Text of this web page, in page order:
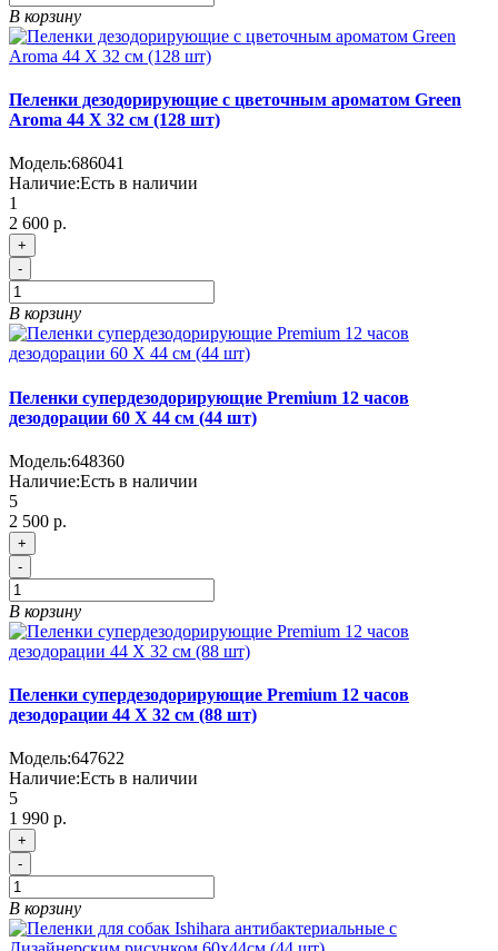
В корзину
Пеленки дезодорирующие с цветочным ароматом Green
Aroma 44 Х 32 см (128 шт)
Модель:686041
Наличие:Есть в наличии
1
2 600 р.
+
-
В корзину
Пеленки супердезодорирующие Premium 12 часов
дезодорации 60 Х 44 см (44 шт)
Модель:648360
Наличие:Есть в наличии
5
2 500 р.
+
-
В корзину
Пеленки супердезодорирующие Premium 12 часов
дезодорации 44 Х 32 см (88 шт)
Модель:647622
Наличие:Есть в наличии
5
1 990 р.
+
-
В корзину